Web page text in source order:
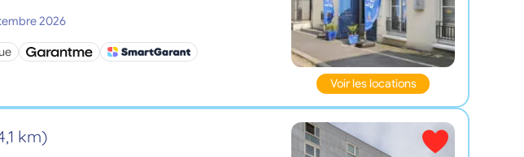
2026
Voir les locations
km)